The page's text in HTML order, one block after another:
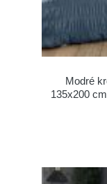
Modré
135x200